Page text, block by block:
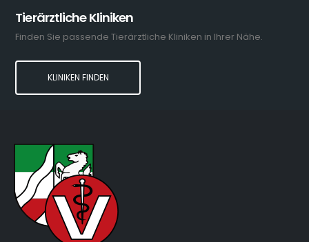
Tierärztliche Kliniken
Finden Sie passende Tierärztliche Kliniken in Ihrer Nähe.
KLINIKEN FINDEN